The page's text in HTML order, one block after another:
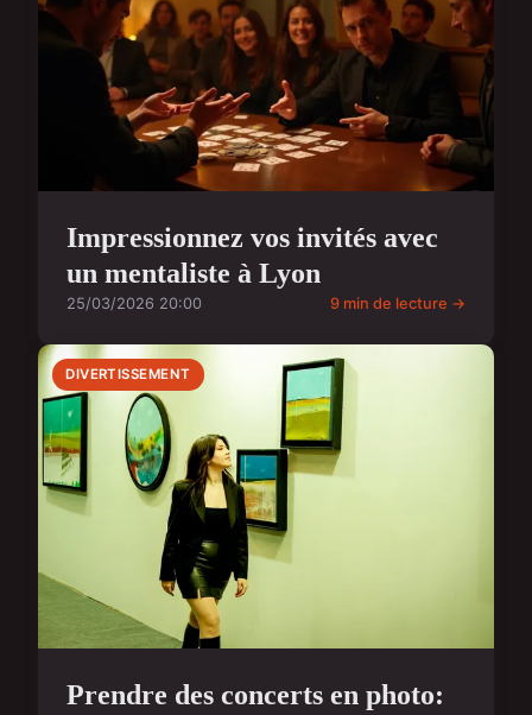
Impressionnez vos invités avec
un mentaliste à Lyon
25/03/2026 20:00 9 min de lecture →
DIVERTISSEMENT
Prendre des concerts en photo: